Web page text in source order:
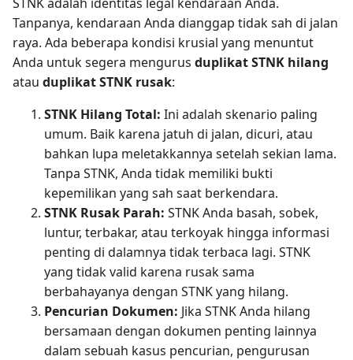
Tanpanya, kendaraan Anda dianggap tidak sah di jalan
raya. Ada beberapa kondisi krusial yang menuntut
Anda untuk segera mengurus duplikat STNK hilang
atau duplikat STNK rusak:
STNK Hilang Total: Ini adalah skenario paling
umum. Baik karena jatuh di jalan, dicuri, atau
bahkan lupa meletakkannya setelah sekian lama.
Tanpa STNK, Anda tidak memiliki bukti
kepemilikan yang sah saat berkendara.
STNK Rusak Parah: STNK Anda basah, sobek,
luntur, terbakar, atau terkoyak hingga informasi
penting di dalamnya tidak terbaca lagi. STNK
yang tidak valid karena rusak sama
berbahayanya dengan STNK yang hilang.
Pencurian Dokumen: Jika STNK Anda hilang
bersamaan dengan dokumen penting lainnya
dalam sebuah kasus pencurian, pengurusan